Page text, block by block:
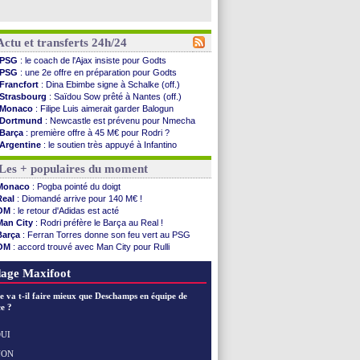
et transferts 24h/24
PSG : le coach de l'Ajax insiste pour Godts
PSG : une 2e offre en préparation pour Godts
Francfort : Dina Ebimbe signe à Schalke (off.)
Strasbourg : Saïdou Sow prêté à Nantes (off.)
Monaco : Filipe Luis aimerait garder Balogun
Dortmund : Newcastle est prévenu pour Nmecha
Barça : première offre à 45 M€ pour Rodri ?
Argentine : le soutien très appuyé à Infantino
Tottenham: Van de Ven va prolonger
Barça: l'agent de Rodri confirme !
: la CAF soutient Infantino
2030 : Rubiales charge Infantino et ...
: Embolo a des pistes alléchantes
d'Ivoire : Renard affiche ses ambitions
: Haise confirme pour Aït Boudlal
City: Trafford à Leeds pour 47 M€ (off...
Utd: Zirkzee vers la Juventus ?
: Der Zakarian et sa relation avec Kita
: le message touchant d'Akliouche
+ populaires du moment
: Pogba pointé du doigt
: Diomandé arrive pour 140 M€ !
: le retour d'Adidas est acté
City : Rodri préfère le Barça au Real !
: Ferran Torres donne son feu vert au PSG
: accord trouvé avec Man City pour Rulli
: l'étonnante rumeur Gusto
Maxifoot
va t-il faire mieux que Deschamps en équipe de
?